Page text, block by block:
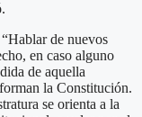
de nuevos
en caso alguno
de aquella
la Constitución.
se orienta a la